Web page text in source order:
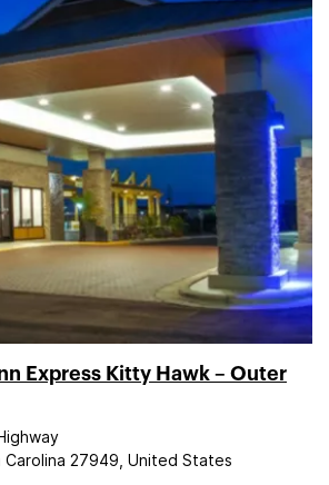
Express Kitty Hawk – Outer
27949, United States